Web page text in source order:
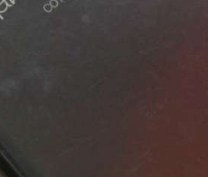
Волгограда стартует
через Волго‑Донской
Волгограде пройдёт
Года единства народов